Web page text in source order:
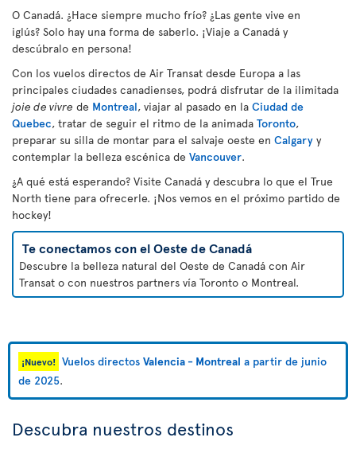
O Canadá. ¿Hace siempre mucho frío? ¿Las gente vive en
iglús? Solo hay una forma de saberlo. ¡Viaje a Canadá y
descúbralo en persona!
Con los vuelos directos de Air Transat desde Europa a las
principales ciudades canadienses, podrá disfrutar de la ilimitada
joie de vivre de Montreal, viajar al pasado en la Ciudad de
Quebec, tratar de seguir el ritmo de la animada Toronto,
preparar su silla de montar para el salvaje oeste en Calgary y
contemplar la belleza escénica de Vancouver.
¿A qué está esperando? Visite Canadá y descubra lo que el True
North tiene para ofrecerle. ¡Nos vemos en el próximo partido de
hockey!
Te conectamos con el Oeste de Canadá
Descubre la belleza natural del Oeste de Canadá con Air
Transat o con nuestros partners vía Toronto o Montreal.
¡Nuevo! Vuelos directos Valencia - Montreal a partir de junio
de 2025.
Descubra nuestros destinos